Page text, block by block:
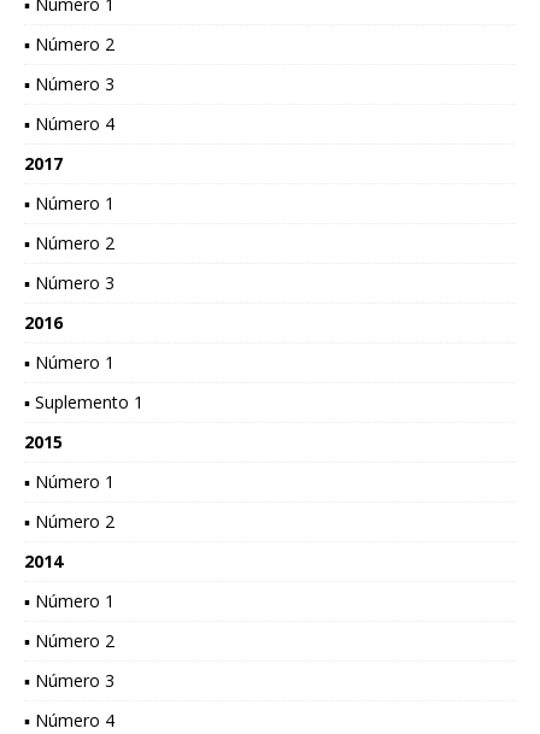
▪ Número 2
▪ Número 3
▪ Número 4
2017
▪ Número 1
▪ Número 2
▪ Número 3
2016
▪ Número 1
▪ Suplemento 1
2015
▪ Número 1
▪ Número 2
2014
▪ Número 1
▪ Número 2
▪ Número 3
▪ Número 4